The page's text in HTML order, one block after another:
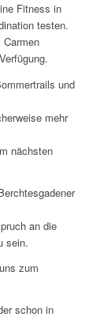
Fitness in
testen.
und
mehr
nächsten
an die
sein.
zum
schon in